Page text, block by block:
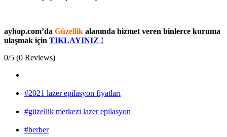
ayhop.com’da Güzellik alanında hizmet veren binlerce kuruma
ulaşmak için TIKLAYINIZ !
0/5 (0 Reviews)
#2021 lazer epilasyon fiyatları
#güzellik merkezi lazer epilasyon
#berber